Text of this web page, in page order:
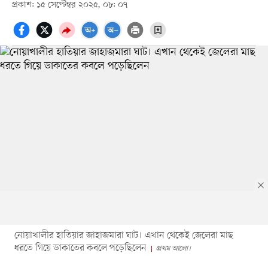
প্রকাশ: ১৫ সেপ্টেম্বর ২০২৫, ০৮: ০৭
নোয়াখালীর হাতিয়ার জাহাজমারা ঘাট। এখান থেকেই জেলেরা মাছ
ধরতে গিয়ে ডাকাতের কবলে পড়েছিলেন
প্রথম আলো।